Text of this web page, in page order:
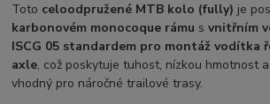
Toto celoodpružené MTB kolo (fully) je
karbonovém monocoque rámu svnitřním
ISCG 05 standardem pro montáž vodítka
axle, což poskytuje tuhost, nízkou hmotnost
vhodný pro náročné trailové trasy.